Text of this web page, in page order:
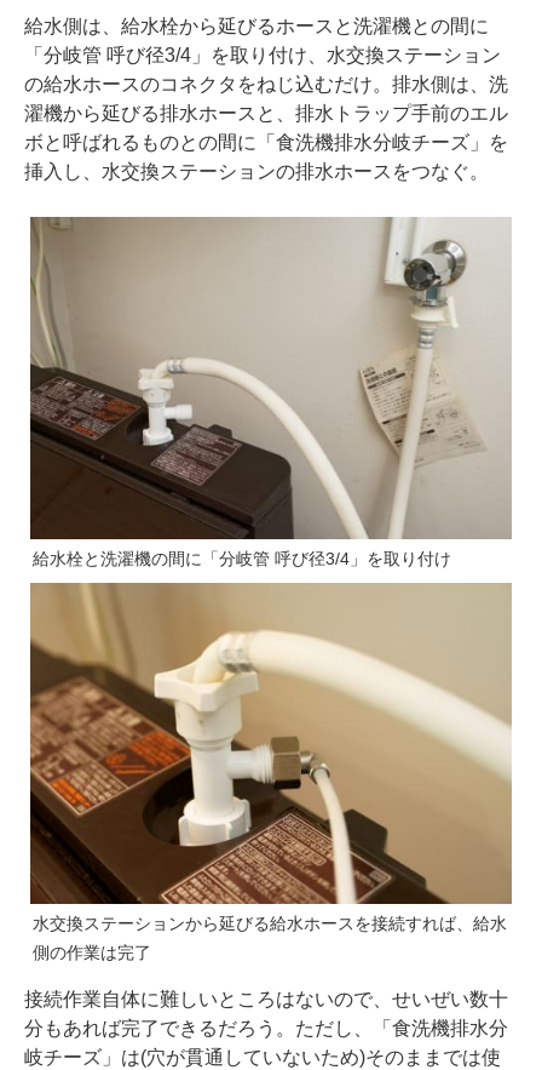
給水側は、給水栓から延びるホースと洗濯機との間に
「分岐管 呼び径3/4」を取り付け、水交換ステーション
の給水ホースのコネクタをねじ込むだけ。排水側は、洗
濯機から延びる排水ホースと、排水トラップ手前のエル
ボと呼ばれるものとの間に「食洗機排水分岐チーズ」を
挿入し、水交換ステーションの排水ホースをつなぐ。
給水栓と洗濯機の間に「分岐管 呼び径3/4」を取り付け
水交換ステーションから延びる給水ホースを接続すれば、給水
側の作業は完了
接続作業自体に難しいところはないので、せいぜい数十
分もあれば完了できるだろう。ただし、「食洗機排水分
岐チーズ」は(穴が貫通していないため)そのままでは使